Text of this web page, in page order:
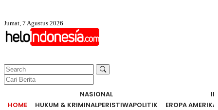
Jumat, 7 Agustus 2026
HOME
NASIONAL
HUKUM & KRIMINALPERISTIWAPOLITIK
EROPA AMERIKA